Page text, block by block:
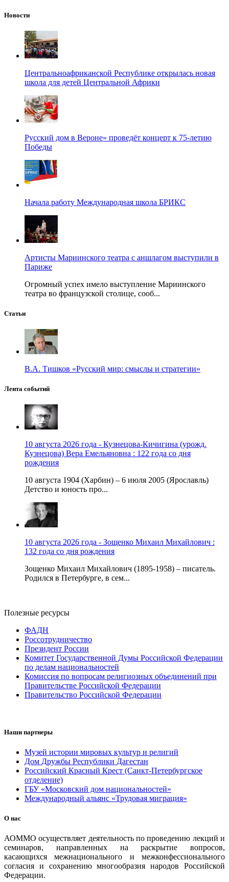
Новости
Центральноафриканской Республике открылась новая
школа для детей Центральной Африки
Русский дом в Вероне» проведёт концерт к 75-летию
Победы
Начала работу Международная школа БРИКС
Артисты Мариинского театра с аншлагом выступили в
Париже
Огромный успех имело выступление Мариинского
театра во французской столице, сооб...
Статьи
В.А. Тишков «Русский мир: смыслы и стратегии»
Лента событий
10 августа 2026 года - Кузнецова-Кичигина (урожд.
Кузнецова) Вера Емельяновна : 122 года со дня
рождения
10 августа 1904 (Харбин) – 6 июля 2005 (Ярославль)
Детство и юность про...
10 августа 2026 года - Зощенко Михаил Михайлович :
132 года со дня рождения
Зощенко Михаил Михайлович (1895-1958) – писатель.
Родился в Петербурге, в сем...
Полезные ресурсы
ФАДН
Россотрудничество
Президент России
Комитет Государственной Думы Российской Федерации
по делам национальностей
Комиссия по вопросам религиозных объединений при
Правительстве Российской Федерации
Правительство Российской Федерации
Наши партнеры
Музей истории мировых культур и религий
Дом Дружбы Республики Дагестан
Российский Красный Крест (Санкт-Петербургское
отделение)
ГБУ «Московский дом национальностей»
Международный альянс «Трудовая миграция»
О нас
АОММО осуществляет деятельность по проведению лекций и
семинаров, направленных на раскрытие вопросов,
касающихся межнационального и межконфессионального
согласия и сохранению многообразия народов Российской
Федерации.